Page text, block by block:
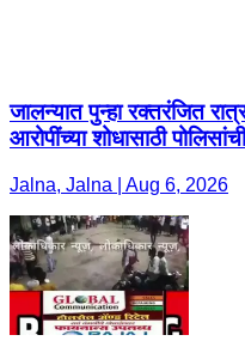
जालन्यात पुन्हा रक्तरंजित
आरोपींच्या शोधासाठी
Jalna, Jalna | Aug 6, 2026